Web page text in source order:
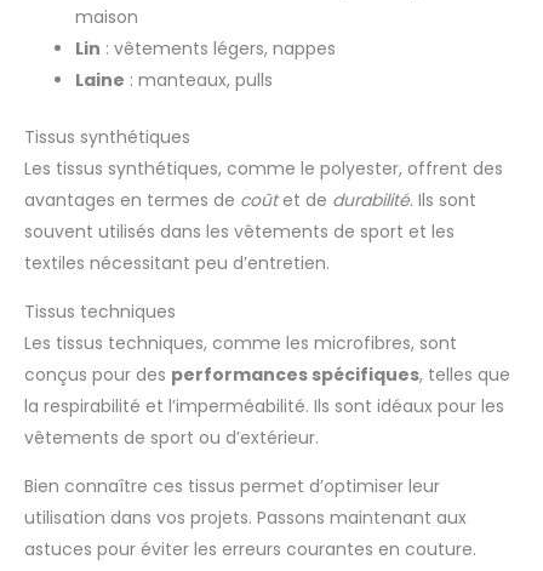
maison
Lin : vêtements légers, nappes
Laine : manteaux, pulls
Tissus synthétiques
Les tissus synthétiques, comme le polyester, offrent des
avantages en termes de coûtet de durabilité. Ils sont
souvent utilisés dans les vêtements de sport et les
textiles nécessitant peu d’entretien.
Tissus techniques
Les tissus techniques, comme les microfibres, sont
conçus pour des performances spécifiques, telles que
la respirabilité et l’imperméabilité. Ils sont idéaux pour les
vêtements de sport ou d’extérieur.
Bien connaître ces tissus permet d’optimiser leur
utilisation dans vos projets. Passons maintenant aux
astuces pour éviter les erreurs courantes en couture.